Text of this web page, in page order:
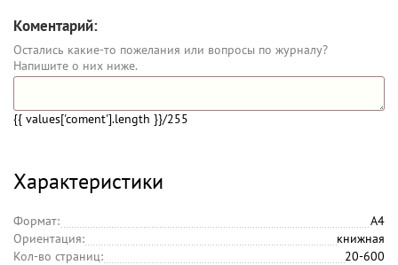
Коментарий:
Остались какие-то пожелания или вопросы по журналу?
Напишите о них ниже.
{{ values['coment'].length }}/255
Характеристики
Формат:
А4
Ориентация:
книжная
Кол-во страниц:
20-600